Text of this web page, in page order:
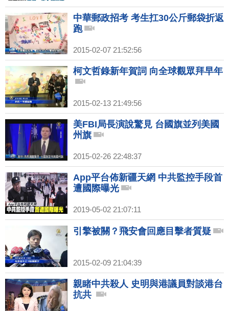
中華郵政招考 考生扛30公斤郵袋折返
跑
2015-02-07 21:52:56
柯文哲錄新年賀詞 向全球觀眾拜早年
2015-02-13 21:49:56
美FBI局長演說驚見 台國旗並列美國
州旗
2015-02-26 22:48:37
App平台佈新疆天網 中共監控手段首
遭國際曝光
2019-05-02 21:07:11
引擎被關？飛安會回應目擊者質疑
2015-02-09 21:04:39
親睹中共殺人 史明與港議員對談港台
抗共